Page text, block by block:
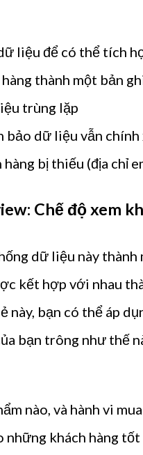
liệu để có thể tích
thành một bản
trùng lặp
bảo dữ liệu vẫn chính
bị thiếu (địa chỉ
Chế độ xem
dữ liệu này
kết hợp với nhau
này, bạn có thể áp
bạn trông như thế
nào, và hành vi
những khách hàng